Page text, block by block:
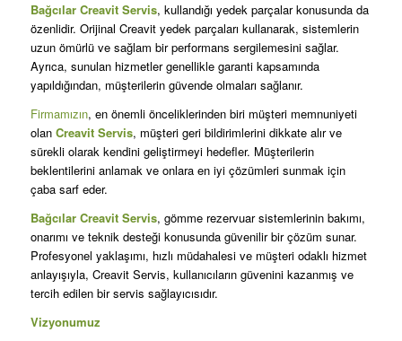
Bağcılar Creavit Servis, kullandığı yedek parçalar konusunda da
özenlidir. Orijinal Creavit yedek parçaları kullanarak, sistemlerin
uzun ömürlü ve sağlam bir performans sergilemesini sağlar.
Ayrıca, sunulan hizmetler genellikle garanti kapsamında
yapıldığından, müşterilerin güvende olmaları sağlanır.
Firmamızın, en önemli önceliklerinden biri müşteri memnuniyeti
olan Creavit Servis, müşteri geri bildirimlerini dikkate alır ve
sürekli olarak kendini geliştirmeyi hedefler. Müşterilerin
beklentilerini anlamak ve onlara en iyi çözümleri sunmak için
çaba sarf eder.
Bağcılar Creavit Servis, gömme rezervuar sistemlerinin bakımı,
onarımı ve teknik desteği konusunda güvenilir bir çözüm sunar.
Profesyonel yaklaşımı, hızlı müdahalesi ve müşteri odaklı hizmet
anlayışıyla, Creavit Servis, kullanıcıların güvenini kazanmış ve
tercih edilen bir servis sağlayıcısıdır.
Vizyonumuz